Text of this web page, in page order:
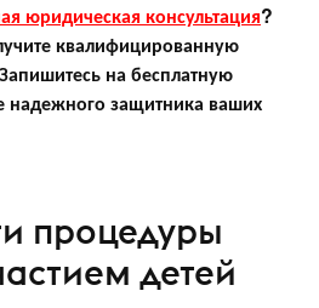
юридическая консультация?
квалифицированную
на бесплатную
надежного защитника ваших
процедуры
детей